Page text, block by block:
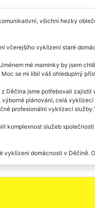
všichni hezky
včerejšího vyklizení staré
mé maminky by jsem
se mi líbil váš ohleduplný
z Děčína jsme potřebovali
výborné plánování, celá
profesionální vyklízecí služby.
komplexnost služeb
vyklízení domácnosti v Děčíně.
vyklízení naší